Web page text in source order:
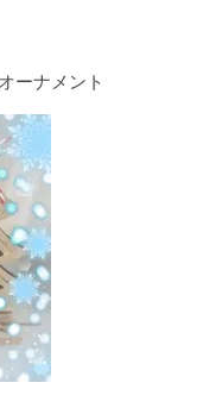
ーナメント